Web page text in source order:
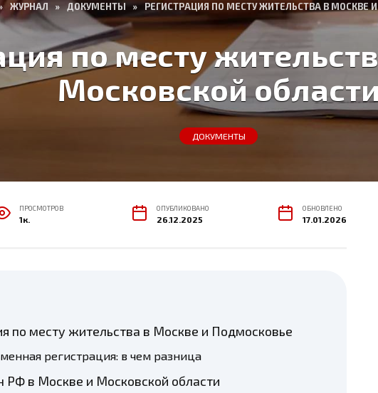
ЖУРНАЛ » ДОКУМЕНТЫ » РЕГИСТРАЦИЯ ПО МЕСТУ ЖИТЕЛЬСТВА В МОСКВЕ
по месту
Московской
ДОКУМЕНТЫ
ПРОСМОТРОВ
1к.
ОПУБЛИКОВАНО
26.12.2025
ОБНОВЛЕНО
17.01.2026
по месту жительства в Москве и Подмосковье
регистрация: в чем разница
РФ в Москве и Московской области